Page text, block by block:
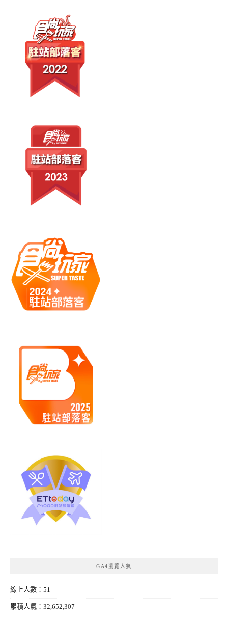
GA4瀏覽人氣
線上人數：51
累積人氣：32,652,307